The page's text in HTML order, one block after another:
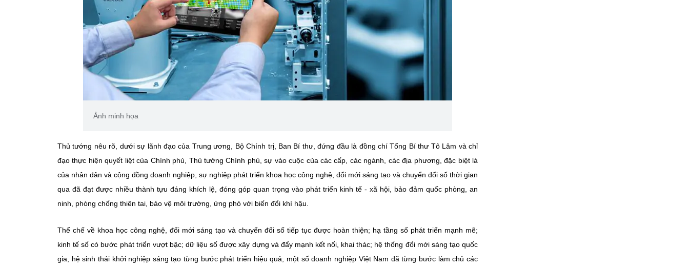
Ảnh minh họa
Thủ tướng nêu rõ, dưới sự lãnh đạo của Trung ương, Bộ Chính trị, Ban Bí thư, đứng đầu là đồng chí Tổng Bí thư Tô Lâm và chỉ
đạo thực hiện quyết liệt của Chính phủ, Thủ tướng Chính phủ, sự vào cuộc của các cấp, các ngành, các địa phương, đặc biệt là
của nhân dân và cộng đồng doanh nghiệp, sự nghiệp phát triển khoa học công nghệ, đổi mới sáng tạo và chuyển đổi số thời gian
qua đã đạt được nhiều thành tựu đáng khích lệ, đóng góp quan trọng vào phát triển kinh tế - xã hội, bảo đảm quốc phòng, an
ninh, phòng chống thiên tai, bảo vệ môi trường, ứng phó với biến đổi khí hậu.
Thể chế về khoa học công nghệ, đổi mới sáng tạo và chuyển đổi số tiếp tục được hoàn thiện; hạ tầng số phát triển mạnh mẽ;
kinh tế số có bước phát triển vượt bậc; dữ liệu số được xây dựng và đẩy mạnh kết nối, khai thác; hệ thống đổi mới sáng tạo quốc
gia, hệ sinh thái khởi nghiệp sáng tạo từng bước phát triển hiệu quả; một số doanh nghiệp Việt Nam đã từng bước làm chủ các